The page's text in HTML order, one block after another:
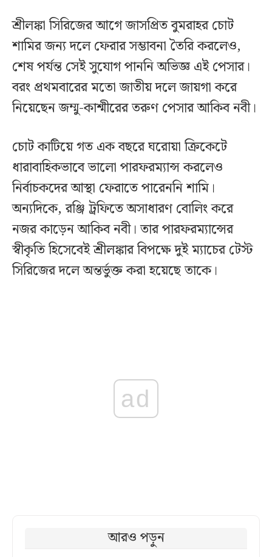
শ্রীলঙ্কা সিরিজের আগে জাসপ্রিত বুমরাহর চোট
শামির জন্য দলে ফেরার সম্ভাবনা তৈরি করলেও,
শেষ পর্যন্ত সেই সুযোগ পাননি অভিজ্ঞ এই পেসার।
বরং প্রথমবারের মতো জাতীয় দলে জায়গা করে
নিয়েছেন জম্মু-কাশ্মীরের তরুণ পেসার আকিব নবী।
চোট কাটিয়ে গত এক বছরে ঘরোয়া ক্রিকেটে
ধারাবাহিকভাবে ভালো পারফরম্যান্স করলেও
নির্বাচকদের আস্থা ফেরাতে পারেননি শামি।
অন্যদিকে, রঞ্জি ট্রফিতে অসাধারণ বোলিং করে
নজর কাড়েন আকিব নবী। তার পারফরম্যান্সের
স্বীকৃতি হিসেবেই শ্রীলঙ্কার বিপক্ষে দুই ম্যাচের টেস্ট
সিরিজের দলে অন্তর্ভুক্ত করা হয়েছে তাকে।
ad
আরও পড়ুন